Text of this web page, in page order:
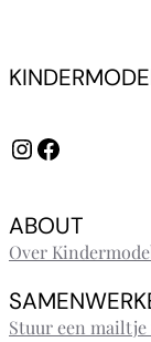
InstagramFacebook
ABOUT
Over
Stuur een